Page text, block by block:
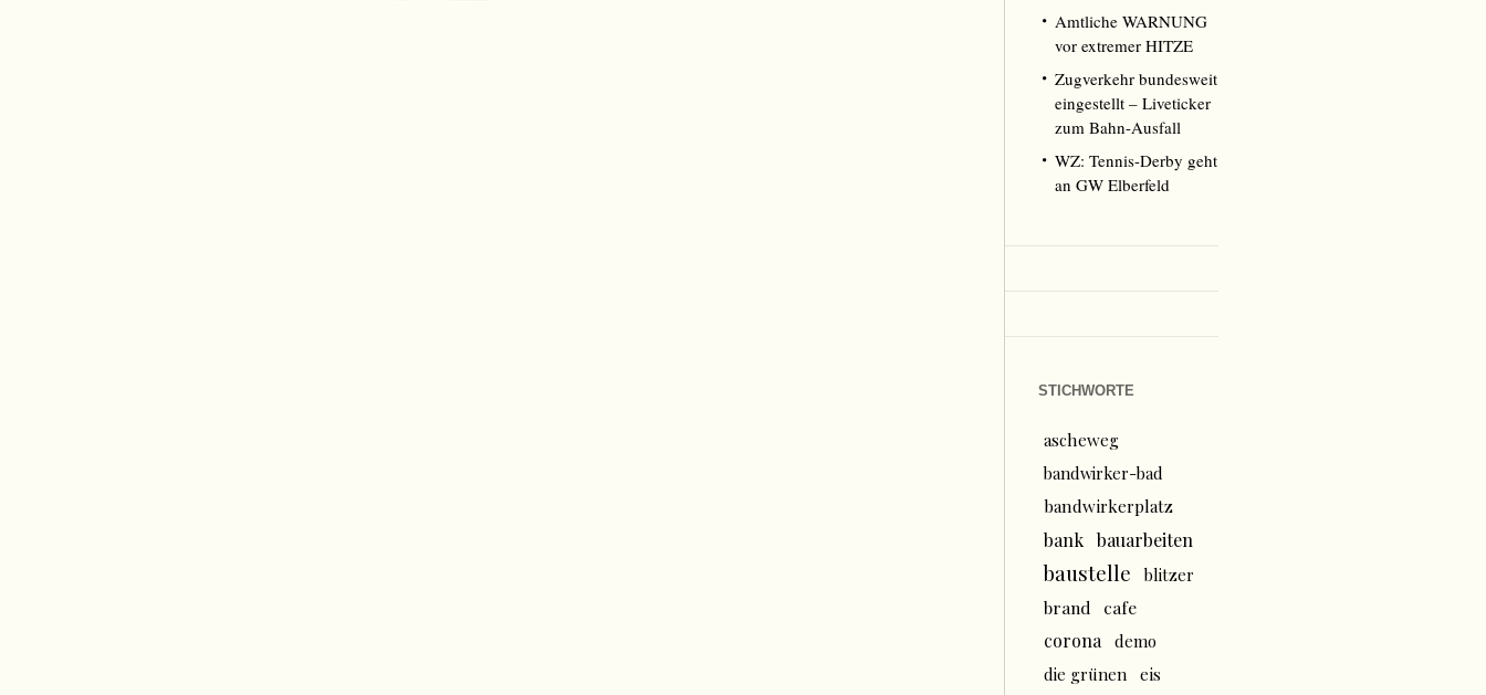
Amtliche WARNUNG
vor extremer HITZE
Zugverkehr bundesweit
eingestellt – Liveticker
zum Bahn-Ausfall
WZ: Tennis-Derby geht
an GW Elberfeld
STICHWORTE
ascheweg
bandwirker-bad
bandwirkerplatz
bank bauarbeiten
baustelle blitzer
brand
cafe
corona
demo
die grünen
eis